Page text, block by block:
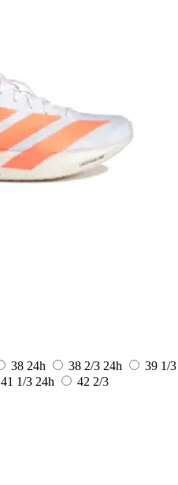
38 24h 38 2/3 24h
39 1/3
41 1/3 24h
42 2/3